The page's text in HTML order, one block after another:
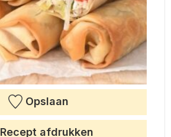
Opslaan
Recept afdrukken